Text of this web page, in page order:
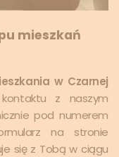
mieszkań
w Czarnej
z naszym
pod numerem
na stronie
się z Tobą w ciągu